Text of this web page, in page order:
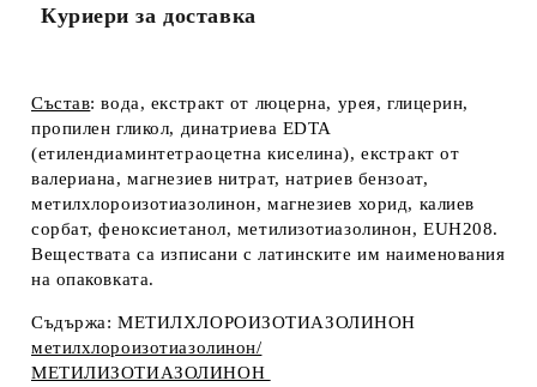
Куриери за доставка
Състав: вода, екстракт от люцерна, урея, глицерин,
пропилен гликол, динатриева EDTA
(етилендиаминтетраоцетна киселина), екстракт от
валериана, магнезиев нитрат, натриев бензоат,
метилхлороизотиазолинон, магнезиев хорид, калиев
сорбат, феноксиетанол, метилизотиазолинон, EUH208.
Веществата са изписани с латинските им наименования
на опаковката.
Съдържа: МЕТИЛХЛОРОИЗОТИАЗОЛИНОН
метилхлороизотиазолинон/
МЕТИЛИЗОТИАЗОЛИНОН